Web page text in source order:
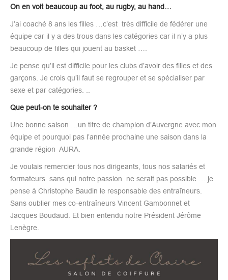
On en voit beaucoup au foot, au rugby, au hand…
J’ai coaché 8 ans les filles …c’est très difficile de fédérer une
équipe car il y a des trous dans les catégories car il n’y a plus
beaucoup de filles qui jouent au basket ….
Je pense qu’il est difficile pour les clubs d’avoir des filles et des
garçons. Je crois qu’il faut se regrouper et se spécialiser par
sexe et par catégories. ..
Que peut-on te souhaiter ?
Une bonne saison …un titre de champion d’Auvergne avec mon
équipe et pourquoi pas l’année prochaine une saison dans la
grande région AURA.
Je voulais remercier tous nos dirigeants, tous nos salariés et
formateurs sans qui notre passion ne serait pas possible ….je
pense à Christophe Baudin le responsable des entraîneurs.
Sans oublier mes co-entraîneurs Vincent Gambonnet et
Jacques Boudaud. Et bien entendu notre Président Jérôme
Lenègre.